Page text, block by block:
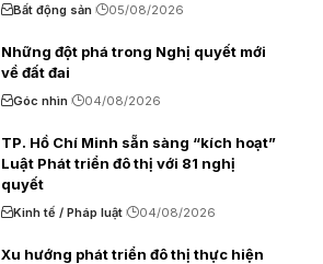
Bất động sản 05/08/2026
Những đột phá trong Nghị quyết mới
về đất đai
Góc nhìn 04/08/2026
TP. Hồ Chí Minh sẵn sàng “kích hoạt”
Luật Phát triển đô thị với 81 nghị
quyết
Kinh tế / Pháp luật 04/08/2026
Xu hướng phát triển đô thị thực hiện